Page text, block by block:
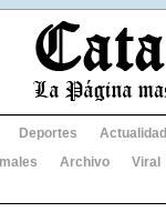
Deportes
Actualidad
Archivo
Viral